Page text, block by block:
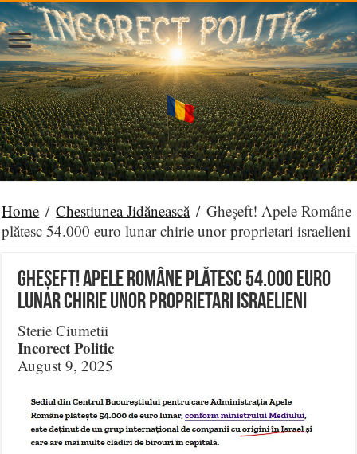
Home / Chestiunea Jidănească / Gheșeft! Apele Române
plătesc 54.000 euro lunar chirie unor proprietari israelieni
Gheșeft! Apele Române plătesc 54.000 euro
lunar chirie unor proprietari israelieni
Sterie Ciumetii
Incorect Politic
August 9, 2025